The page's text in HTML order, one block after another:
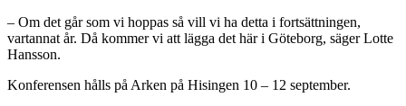
– Om det går som vi hoppas så vill vi ha detta i fortsättningen,
vartannat år. Då kommer vi att lägga det här i Göteborg, säger Lotte
Hansson.
Konferensen hålls på Arken på Hisingen 10 – 12 september.